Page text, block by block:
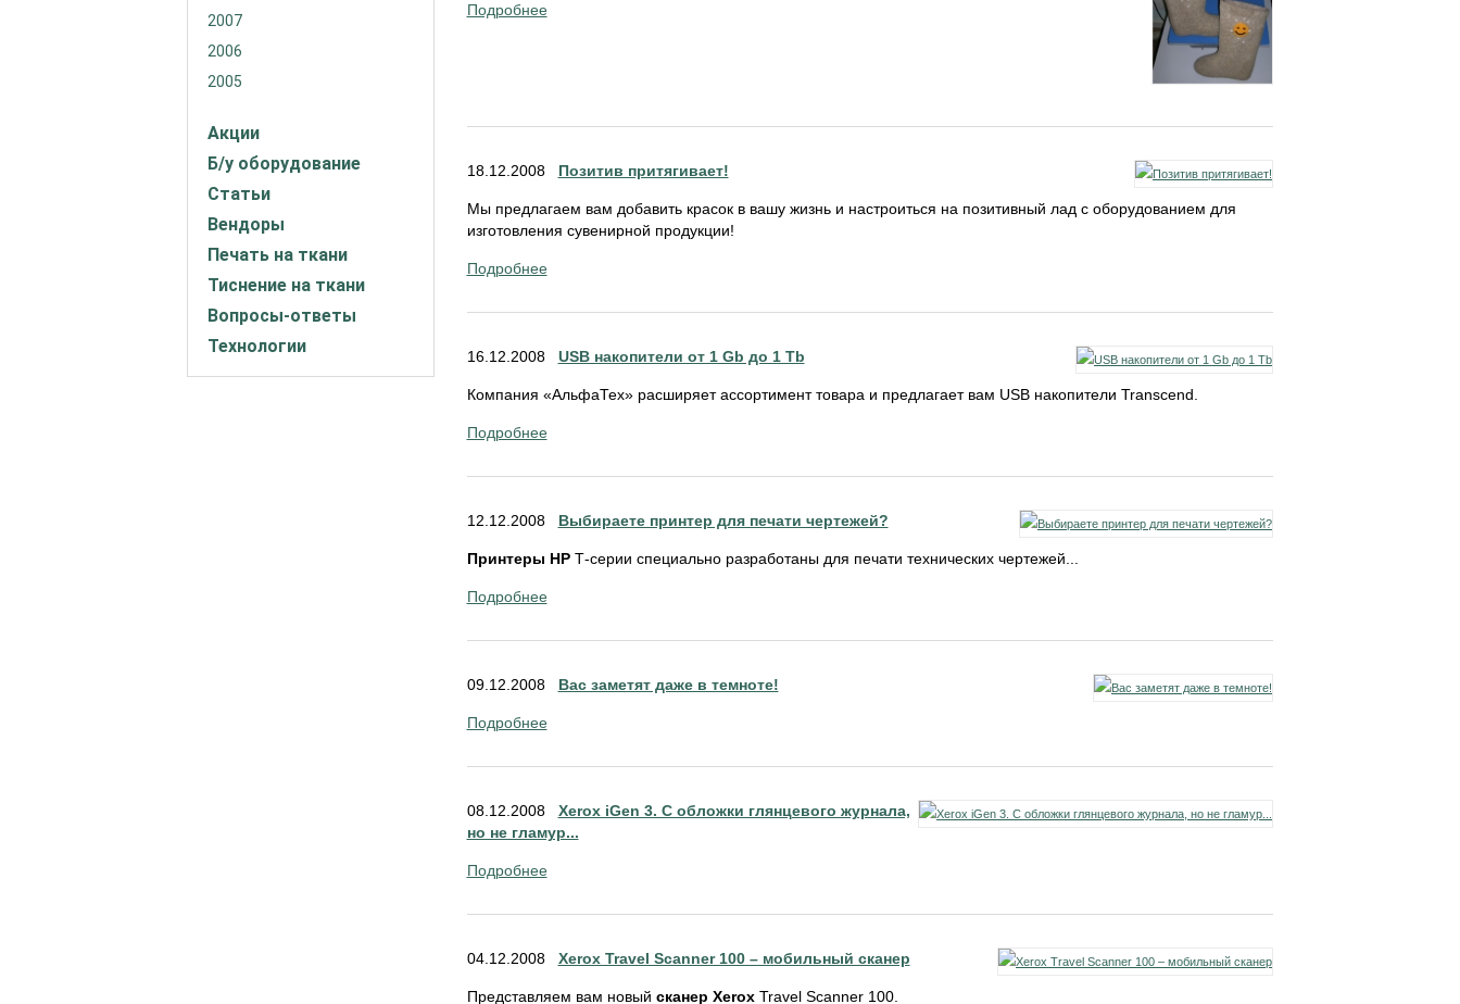
2007
2006
2005
Акции
Б/у оборудование
Статьи
Вендоры
Печать на ткани
Тиснение на ткани
Вопросы-ответы
Технологии
Подробнее
18.12.2008 Позитив притягивает!
Мы предлагаем вам добавить красок в вашу жизнь и настроиться на позитивный лад с оборудованием для
изготовления сувенирной продукции!
Подробнее
16.12.2008 USB накопители от 1 Gb до 1 Tb
Компания «АльфаТех» расширяет ассортимент товара и предлагает вам USB накопители Transcend.
Подробнее
12.12.2008 Выбираете принтер для печати чертежей?
Принтеры НРТ-серии специально разработаны для печати технических чертежей...
Подробнее
09.12.2008 Вас заметят даже в темноте!
Подробнее
08.12.2008 Xerox iGen 3. С обложки глянцевого журнала,
но не гламур...
Подробнее
04.12.2008 Xerox Travel Scanner 100 – мобильный сканер
Представляем вам новый сканер XeroxTravel Scanner 100.